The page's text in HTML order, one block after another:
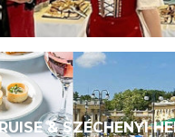
& SZÉCHENYI